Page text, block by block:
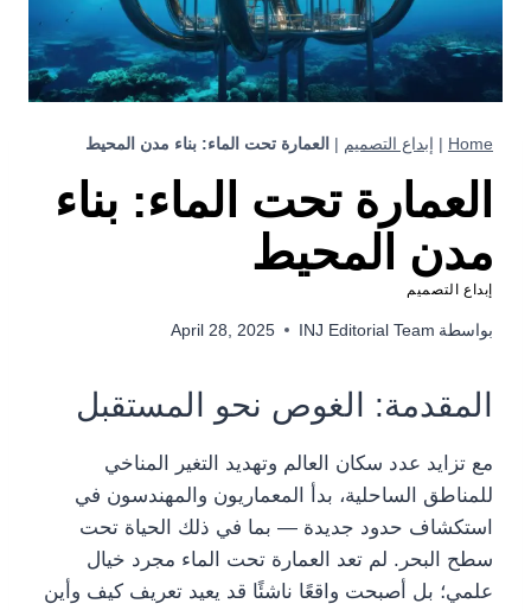
Home
| إبداع التصميم | العمارة تحت الماء: بناء مدن المحيط
العمارة تحت الماء: بناء
مدن المحيط
إبداع التصميم
بواسطة INJ Editorial Team
April 28, 2025
المقدمة: الغوص نحو المستقبل
مع تزايد عدد سكان العالم وتهديد التغير المناخي
للمناطق الساحلية، بدأ المعماريون والمهندسون في
استكشاف حدود جديدة — بما في ذلك الحياة تحت
سطح البحر. لم تعد العمارة تحت الماء مجرد خيال
علمي؛ بل أصبحت واقعًا ناشئًا قد يعيد تعريف كيف وأين